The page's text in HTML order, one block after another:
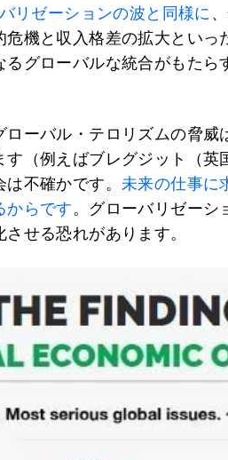
リゼーションの波と同様に
機と収入格差の拡大といっ
グローバルな統合がもたら
ーバル・テロリズムの脅威
（例えばブレグジット（英
不確かです。 未来の仕事に
からです。グローバリゼーシ
せる恐れがあります。